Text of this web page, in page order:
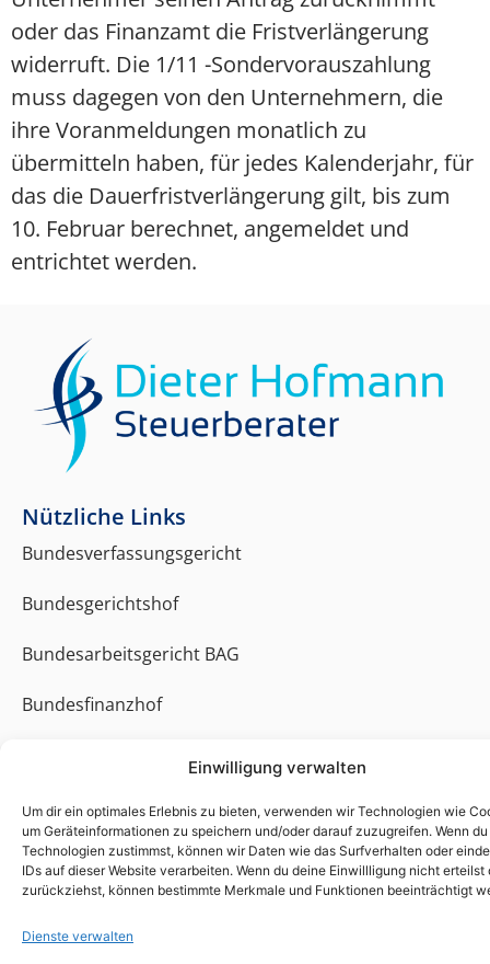
Einwilligung verwalten
Um dir ein optimales Erlebnis zu bieten, verwenden wir Technologien wie
um Geräteinformationen zu speichern und/oder darauf zuzugreifen. Wenn
Technologien zustimmst, können wir Daten wie das Surfverhalten oder
IDs auf dieser Website verarbeiten. Wenn du deine Einwillligung nicht erteilst
zurückziehst, können bestimmte Merkmale und Funktionen beeinträchtigt
Dienste verwalten
oder das Finanzamt die Fristverlängerung
widerruft. Die 1/11 -Sondervorauszahlung
muss dagegen von den Unternehmern, die
ihre Voranmeldungen monatlich zu
übermitteln haben, für jedes Kalenderjahr, für
das die Dauerfristverlängerung gilt, bis zum
10. Februar berechnet, angemeldet und
entrichtet werden.
Nützliche Links
Bundesverfassungsgericht
Bundesgerichtshof
Bundesarbeitsgericht BAG
Bundesfinanzhof
Bundesverwaltungsgericht
Bundessozialgericht
Rechtliches
Home
Kontakt